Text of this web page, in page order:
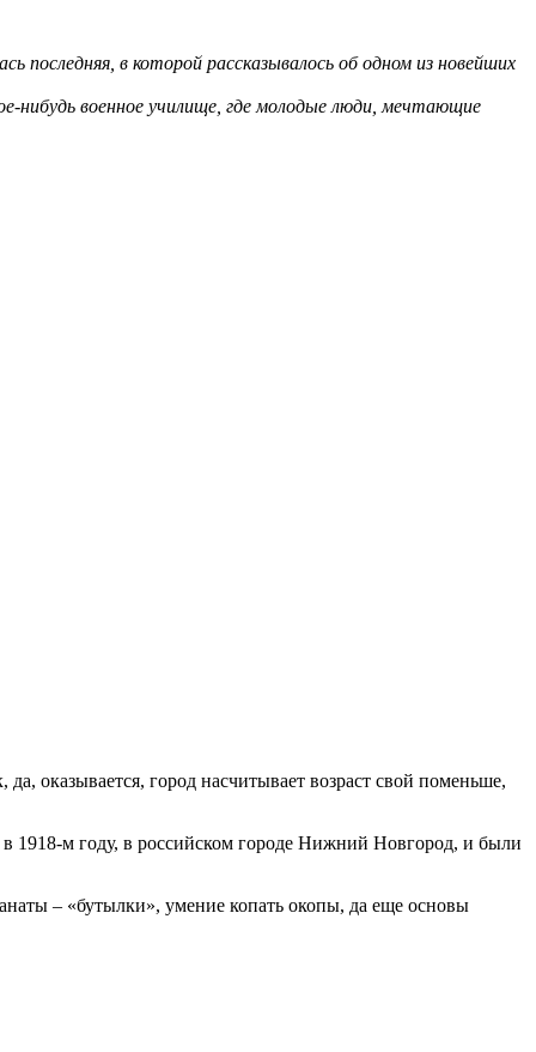
последняя, в которой рассказывалось об одном из новейших
нибудь военное училище, где молодые люди, мечтающие
оказывается, город насчитывает возраст свой поменьше,
в 1918-м году, в российском городе Нижний Новгород, и были
– «бутылки», умение копать окопы, да еще основы